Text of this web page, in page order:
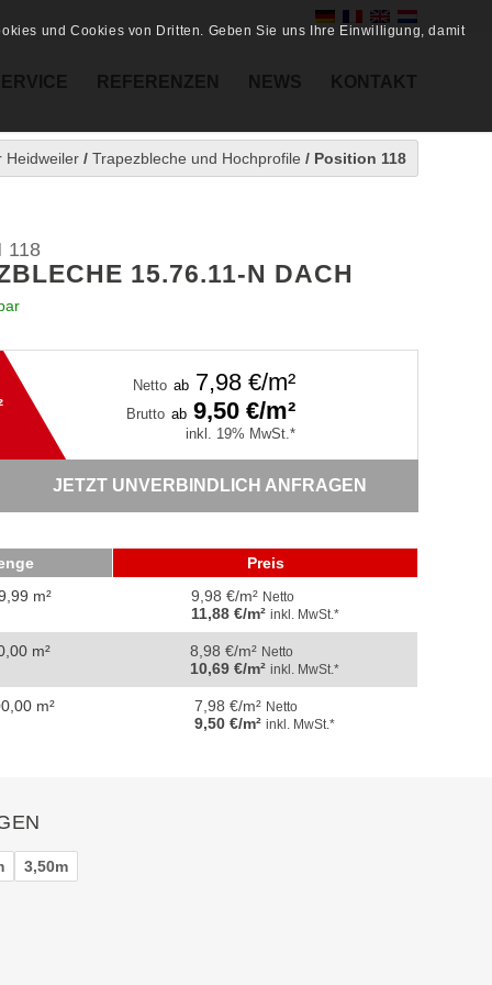
REFERENZEN NEWS KONTAKT
Heidweiler / Trapezbleche und Hochprofile / Position 118
118
15.76.11-N DACH
Netto ab 7,98 €/m²
Brutto ab 9,50 €/m²
inkl. 19% MwSt.*
JETZT UNVERBINDLICH ANFRAGEN
Preis
m²
9,98 €/m² Netto
11,88 €/m² inkl. MwSt.*
m² 8,98 €/m² Netto
10,69 €/m² inkl. MwSt.*
m² 7,98 €/m² Netto
9,50 €/m² inkl. MwSt.*
3,50m
und Cookies von Dritten. Geben Sie uns Ihre Einwilligung, damit